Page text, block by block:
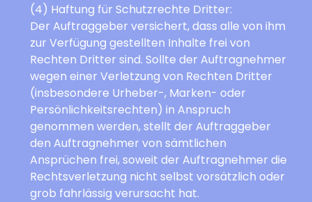
(4) Haftung für Schutzrechte Dritter:
Der Auftraggeber versichert, dass alle von ihm
zur Verfügung gestellten Inhalte frei von
Rechten Dritter sind. Sollte der Auftragnehmer
wegen einer Verletzung von Rechten Dritter
(insbesondere Urheber-, Marken- oder
Persönlichkeitsrechten) in Anspruch
genommen werden, stellt der Auftraggeber
den Auftragnehmer von sämtlichen
Ansprüchen frei, soweit der Auftragnehmer die
Rechtsverletzung nicht selbst vorsätzlich oder
grob fahrlässig verursacht hat.